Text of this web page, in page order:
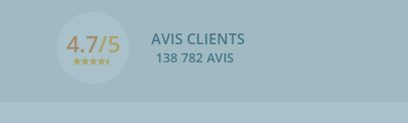
4.7/5 AVIS CLIENTS
138 782 AVIS